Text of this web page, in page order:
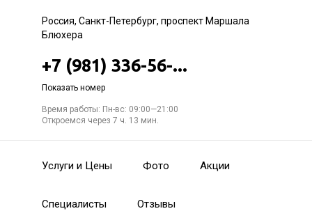
Россия, Санкт-Петербург, проспект Маршала
Блюхера
+7 (981) 336-56-...
Показать номер
Время работы: Пн-вс: 09:00—21:00
Откроемся через 7 ч. 13 мин.
Услуги и Цены Фото Акции
Специалисты Отзывы